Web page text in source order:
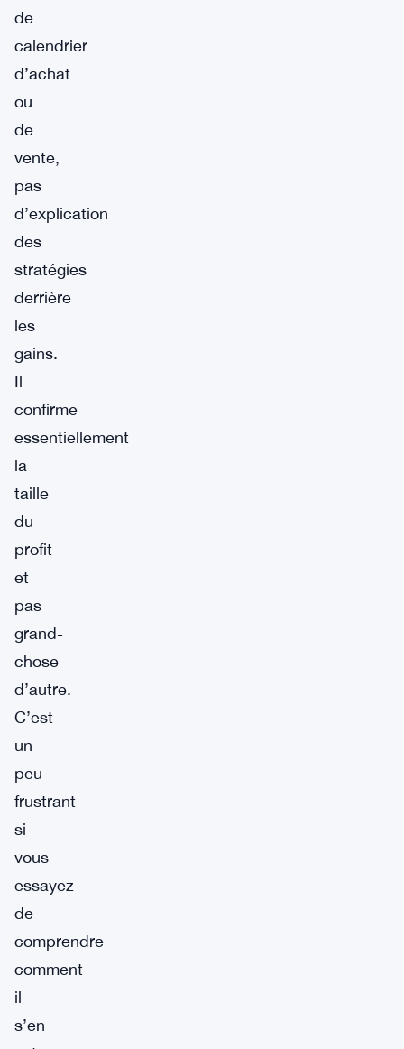
de
calendrier
d’achat
ou
de
vente,
pas
d’explication
des
stratégies
derrière
les
gains.
Il
confirme
essentiellement
la
taille
du
profit
et
pas
grand-
chose
d’autre.
C’est
un
peu
frustrant
si
vous
essayez
de
comprendre
comment
il
s’en